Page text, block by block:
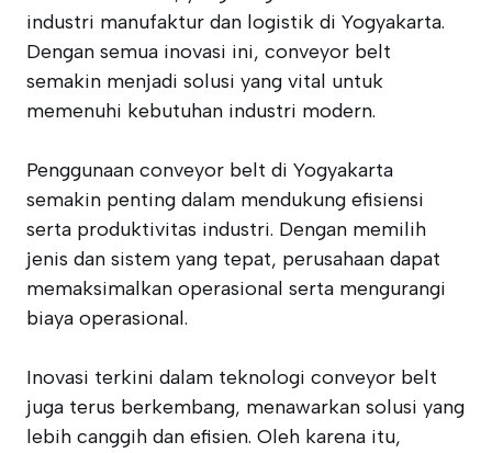
industri manufaktur dan logistik di Yogyakarta.
Dengan semua inovasi ini, conveyor belt
semakin menjadi solusi yang vital untuk
memenuhi kebutuhan industri modern.
Penggunaan conveyor belt di Yogyakarta
semakin penting dalam mendukung efisiensi
serta produktivitas industri. Dengan memilih
jenis dan sistem yang tepat, perusahaan dapat
memaksimalkan operasional serta mengurangi
biaya operasional.
Inovasi terkini dalam teknologi conveyor belt
juga terus berkembang, menawarkan solusi yang
lebih canggih dan efisien. Oleh karena itu,